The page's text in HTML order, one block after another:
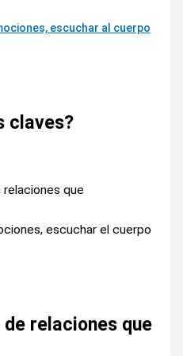
escuchar al cuerpo
claves?
que
escuchar el cuerpo
relaciones que